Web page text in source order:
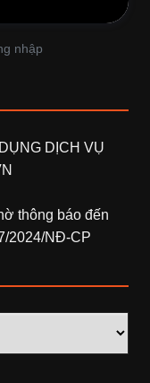
nhập
DỊCH VỤ
thông báo đến
2024/NĐ-CP